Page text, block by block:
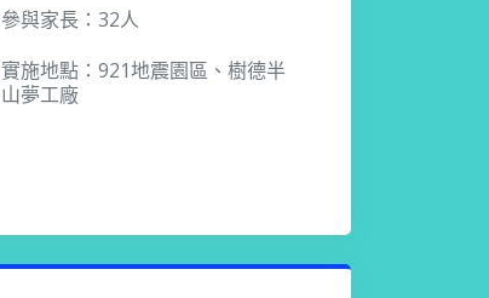
參與家長：32人
實施地點：921地震園區、樹德半
山夢工廠